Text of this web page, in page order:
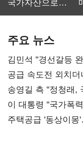
국가자산으로…'
주요 뉴스
김민석 "경선갈등
사과부터"
공급 속도전 외치
리모델링' 제안
송영길 측 "정청래,
총선 지휘 못해"
이 대통령 "국가폭
진실 밝혀야"
주택공급 '동상이